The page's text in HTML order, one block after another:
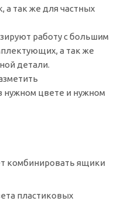
а так же для частных
работу с большим
а так же
детали.
нужном цвете и нужном
комбинировать ящики
пластиковых